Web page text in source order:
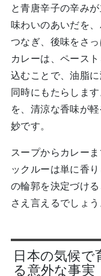
と青唐辛子の辛み
味わいのあいだを
つなぎ、後味をさ
カレーは、ペース
込むことで、油脂
同時にもたらしま
を、清涼な香味が
妙です。
スープからカレー
ックルーは単に香
の輪郭を決定づけ
さえ言えるでしょう
日本の気候
る意外な事実